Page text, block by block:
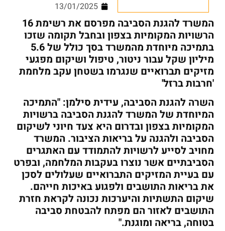
13/01/2025
המשרד להגנת הסביבה מפרסם את רשימת 16
הרשויות המקומיות בצפון ובחבל תקומה שזכו
בתמיכה מיוחדת מהמשרד בסך כולל של 5.6
מיליון שקל עבור ניטור, טיפול ושיקום מפגעי
מזיקים תברואיים שנגרמו בשטחן עקב מלחמת
'חרבות ברזל'
השרה להגנת הסביבה, עידית סילמן: "התמיכה
המיוחדת של המשרד להגנת הסביבה ברשויות
המקומיות בצפון ובדרום היא צעד חיוני לשיקום
הסביבה ולהגנה על בריאות הציבור. המשרד
מחויב לסייע לרשויות להתמודד עם האתגרים
הסביבתיים אשר נוצרו בעקבות המלחמה, ובפרט
עם בעיית המזיקים התברואיים שעלולים לסכן
את בריאות התושבים ולפגוע באיכות חייהם.
שיקום התשתיות והיערכות נכונה לקראת חזרת
התושבים לאזור הם מפתח להבטחת סביבה
בטוחה, בריאה ומוגנת."